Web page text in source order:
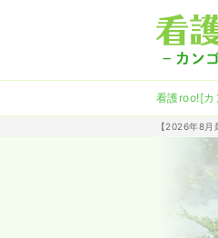
看護roo![カ
【2026年8